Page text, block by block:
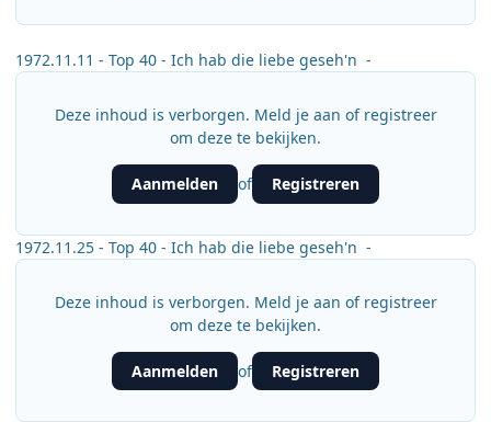
1972.11.11 - Top 40 - Ich hab die liebe geseh'n -
Deze inhoud is verborgen. Meld je aan of registreer
om deze te bekijken.
Aanmelden of Registreren
1972.11.25 - Top 40 - Ich hab die liebe geseh'n -
Deze inhoud is verborgen. Meld je aan of registreer
om deze te bekijken.
Aanmelden of Registreren